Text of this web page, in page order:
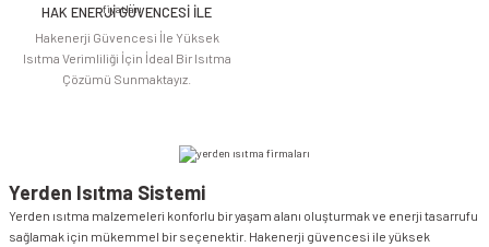
HAK ENERJİ GÜVENCESİ İLE
Hakenerji Güvencesi İle Yüksek
Isıtma Verimliliği İçin İdeal Bir Isıtma
Çözümü Sunmaktayız.
Yerden Isıtma Sistemi
Yerden ısıtma malzemeleri konforlu bir yaşam alanı oluşturmak ve enerji tasarrufu
sağlamak için mükemmel bir seçenektir. Hakenerji güvencesi ile yüksek